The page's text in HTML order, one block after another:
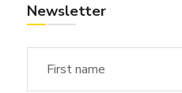
Newsletter